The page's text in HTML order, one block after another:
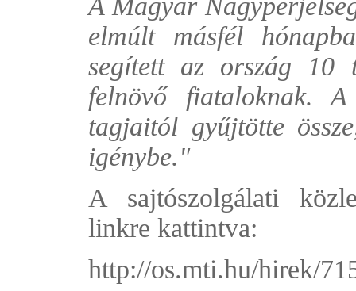
A Magyar
elmúlt másfél
segített az ország 10
felnövő fiataloknak.
tagjaitól gyűjtötte
igénybe."
A sajtószolgálati
linkre kattintva:
http://os.mti.hu/hirek/